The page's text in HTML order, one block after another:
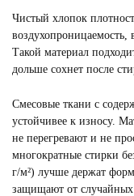
Чистый хлопок
воздухопроницаемость,
Такой материал
дольше сохнет после
Смесовые ткани с
устойчивее к износу.
не перегревают и не
многократные стирки
г/м²) лучше держат
защищают от случайных